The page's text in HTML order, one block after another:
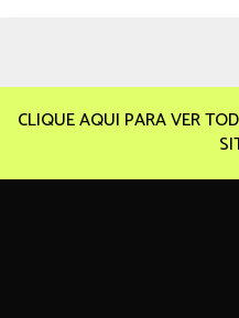
CLIQUE AQUI PARA VER